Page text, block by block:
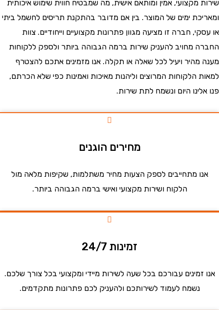
מקצועי, אמין ומותאם אישית, מה שמבטיח חווית שימוש איכותית
ימים של המוצר. בין אם מדובר בהתקנת תריסים לחשמל ביתי
חברה זו מציעה מגוון פתרונות מקצועיים וייחודיים. צוות
מחויב להעניק שירות ברמה הגבוהה ביותר ולספק ללקוחות
ויעיל לכל שאלה או תקלה. אנו מזמינים אתכם להצטרף
הלקוחות המרוצים וליהנות מאיכות ואמינות כפי שלא הכרתם,
היום ונשמח לתת שירות.
מחירים הוגנים
מתחייבים לספק הצעות מחיר משתלמות, שקיפות מלאה מול
הלקוח ושירות מקצועי ואישי ברמה הגבוהה ביותר.
זמינות 24/7
עבורכם בכל שעה לשירות מיידי ומקצועי בכל צורך שלכם.
נשמח לעמוד לשירותכם ולהעניק לכם פתרונות מתקדמים.